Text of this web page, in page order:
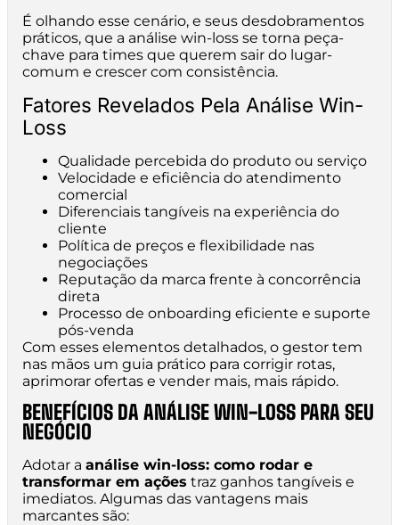
É olhando esse cenário, e seus desdobramentos
práticos, que a análise win-loss se torna peça-
chave para times que querem sair do lugar-
comum e crescer com consistência.
Fatores Revelados Pela Análise Win-
Loss
Qualidade percebida do produto ou serviço
Velocidade e eficiência do atendimento
comercial
Diferenciais tangíveis na experiência do
cliente
Política de preços e flexibilidade nas
negociações
Reputação da marca frente à concorrência
direta
Processo de onboarding eficiente e suporte
pós-venda
Com esses elementos detalhados, o gestor tem
nas mãos um guia prático para corrigir rotas,
aprimorar ofertas e vender mais, mais rápido.
BENEFÍCIOS DA ANÁLISE WIN-LOSS PARA SEU
NEGÓCIO
Adotar a análise win-loss: como rodar e
transformar em ações traz ganhos tangíveis e
imediatos. Algumas das vantagens mais
marcantes são: